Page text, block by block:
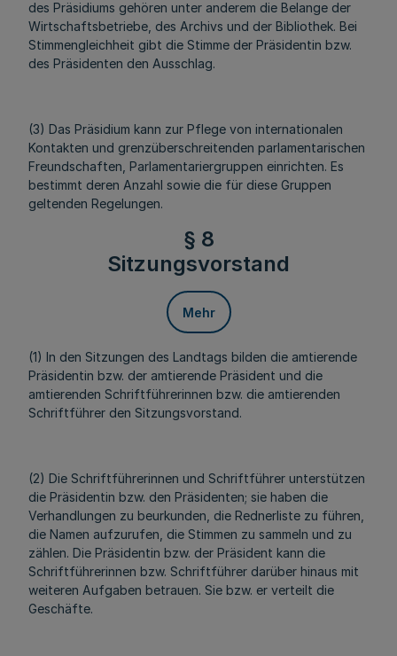
des Präsidiums gehören unter anderem die Belange der
Wirtschaftsbetriebe, des Archivs und der Bibliothek. Bei
Stimmengleichheit gibt die Stimme der Präsidentin bzw.
des Präsidenten den Ausschlag.
(3) Das Präsidium kann zur Pflege von internationalen
Kontakten und grenzüberschreitenden parlamentarischen
Freundschaften, Parlamentariergruppen einrichten. Es
bestimmt deren Anzahl sowie die für diese Gruppen
geltenden Regelungen.
§ 8
Sitzungsvorstand
Mehr
(1) In den Sitzungen des Landtags bilden die amtierende
Präsidentin bzw. der amtierende Präsident und die
amtierenden Schriftführerinnen bzw. die amtierenden
Schriftführer den Sitzungsvorstand.
(2) Die Schriftführerinnen und Schriftführer unterstützen
die Präsidentin bzw. den Präsidenten; sie haben die
Verhandlungen zu beurkunden, die Rednerliste zu führen,
die Namen aufzurufen, die Stimmen zu sammeln und zu
zählen. Die Präsidentin bzw. der Präsident kann die
Schriftführerinnen bzw. Schriftführer darüber hinaus mit
weiteren Aufgaben betrauen. Sie bzw. er verteilt die
Geschäfte.